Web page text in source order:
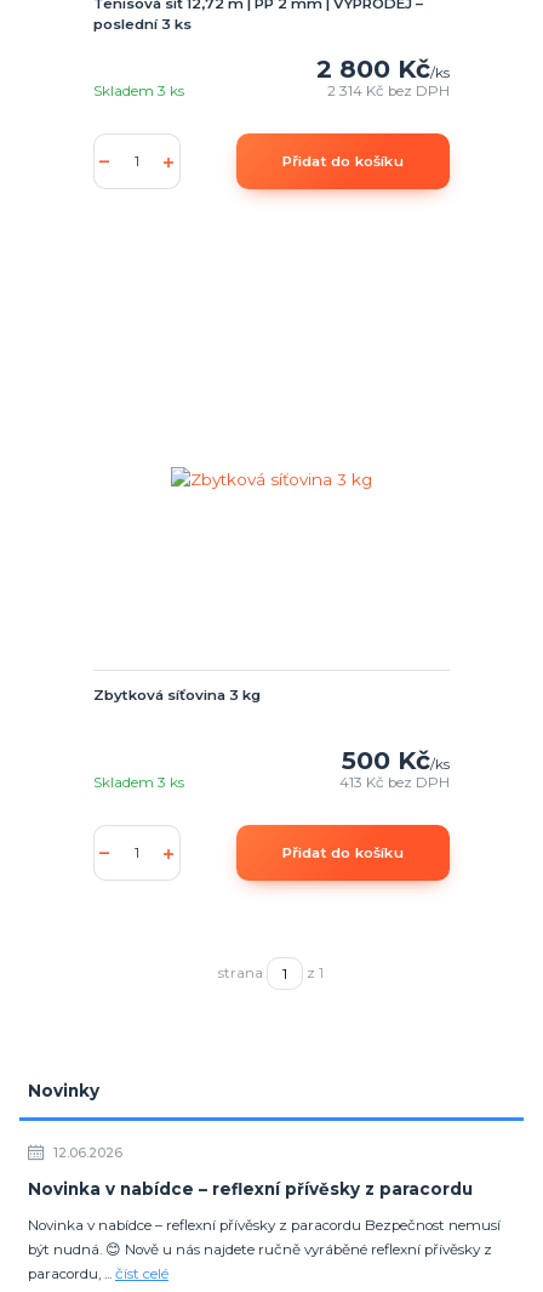
poslední 3 ks
2 800 Kč/ks
2 314 Kč bez DPH
Skladem 3 ks
Přidat do košíku
Zbytková síťovina 3 kg
500 Kč/ks
413 Kč bez DPH
Skladem 3 ks
Přidat do košíku
strana z 1
Novinky
12.06.2026
Novinka v nabídce – reflexní přívěsky z paracordu
Novinka v nabídce – reflexní přívěsky z paracordu Bezpečnost nemusí
být nudná. 😊 Nově u nás najdete ručně vyráběné reflexní přívěsky z
paracordu, ... číst celé